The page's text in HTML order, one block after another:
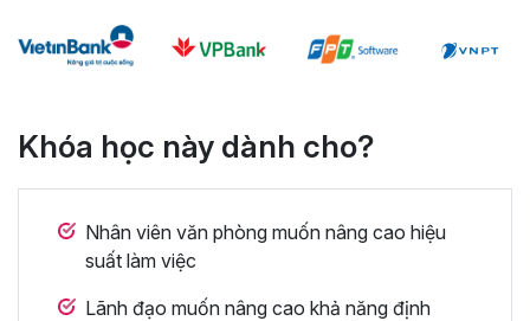
Khóa học này dành cho?
Nhân viên văn phòng muốn nâng cao hiệu
suất làm việc
Lãnh đạo muốn nâng cao khả năng định